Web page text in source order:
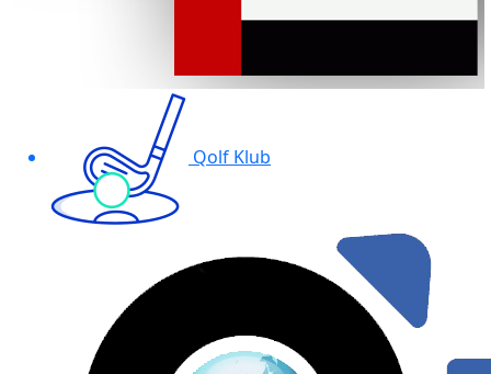
Qolf Klub